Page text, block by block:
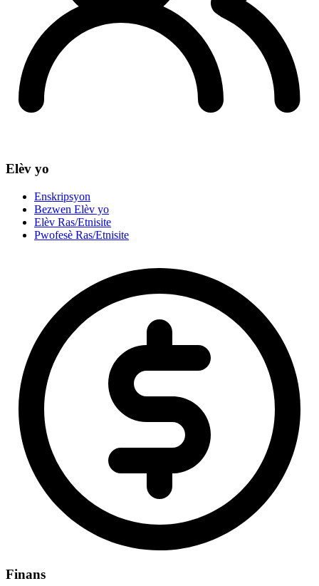
Elèv yo
Enskripsyon
Bezwen Elèv yo
Elèv Ras/Etnisite
Pwofesè Ras/Etnisite
Finans